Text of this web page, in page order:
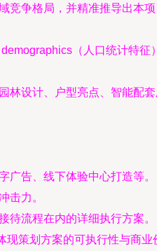
竞争格局，并精准推导出本
（人口统计特
林设计、户型亮点、智能配
广告、线下体验中心打造等。
击力。
待流程在内的详细执行方案。
策划方案的可执行性与商业